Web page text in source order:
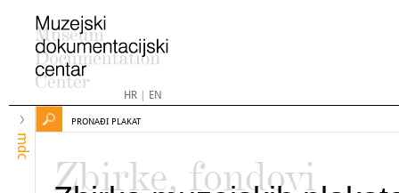
HR| EN
mdc
PRONAĐI PLAKAT
Zbirke, fondovi